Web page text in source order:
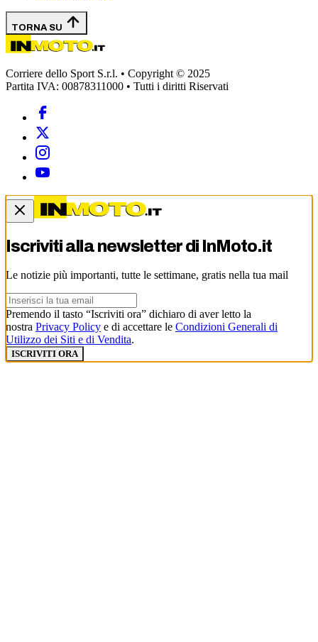
TORNA SU
Corriere dello Sport S.r.l. • Copyright © 2025
Partita IVA: 00878311000 • Tutti i diritti Riservati
Iscriviti alla newsletter di InMoto.it
Le notizie più importanti, tutte le settimane, gratis nella tua mail
Premendo il tasto “Iscriviti ora” dichiaro di aver letto la
nostra Privacy Policy e di accettare le Condizioni Generali di
Utilizzo dei Siti e di Vendita.
ISCRIVITI ORA